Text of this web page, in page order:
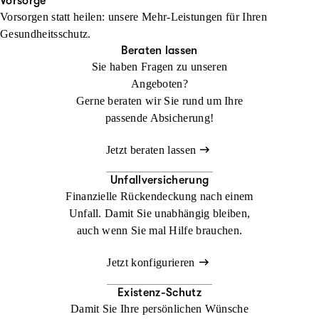
Jetzt konfigurieren Beraten lassen
zur Herausforderung werden. Mit der
Auslandsreisekrankenversicherung sind Sie weltweit bestens
Beraten lassen
Vorsorgen statt heilen: unsere Mehr-Leistungen für Ihren
Gesundheitsschutz.
Beraten lassen
Sie haben Fragen zu unseren
Angeboten?
Gerne beraten wir Sie rund um Ihre
passende Absicherung!
Jetzt beraten lassen
Unfallversicherung
Finanzielle Rückendeckung nach einem
Unfall. Damit Sie unabhängig bleiben,
auch wenn Sie mal Hilfe brauchen.
Jetzt konfigurieren
Existenz-Schutz
Damit Sie Ihre persönlichen Wünsche